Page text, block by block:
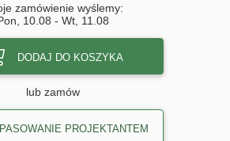
zamówienie wyślemy:
10.08 - Wt, 11.08
DODAJ DO KOSZYKA
lub zamów
PROJEKTANTEM